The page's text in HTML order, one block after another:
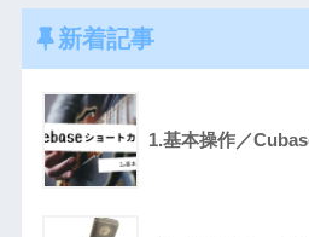
新着記事
1.基本操作／